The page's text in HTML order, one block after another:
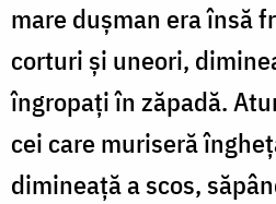
mare dușman era însă
corturi și uneori,
îngropați în zăpadă.
cei care muriseră
dimineață a scos,